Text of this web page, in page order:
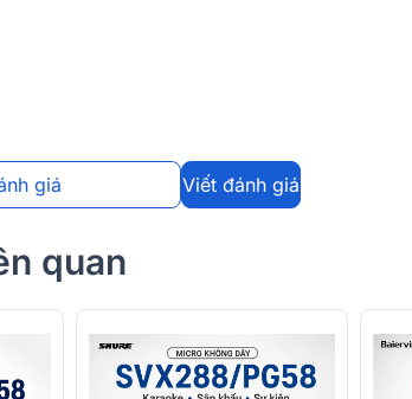
giá Viết đánh giá
quan